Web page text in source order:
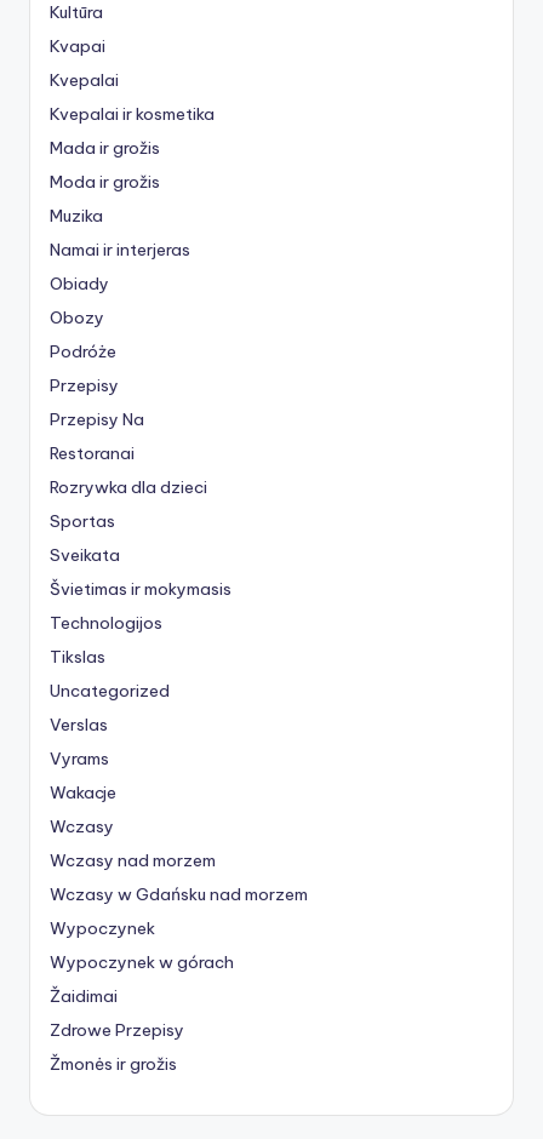
Kultūra
Kvapai
Kvepalai
Kvepalai ir kosmetika
Mada ir grožis
Moda ir grožis
Muzika
Namai ir interjeras
Obiady
Obozy
Podróże
Przepisy
Przepisy Na
Restoranai
Rozrywka dla dzieci
Sportas
Sveikata
Švietimas ir mokymasis
Technologijos
Tikslas
Uncategorized
Verslas
Vyrams
Wakacje
Wczasy
Wczasy nad morzem
Wczasy w Gdańsku nad morzem
Wypoczynek
Wypoczynek w górach
Žaidimai
Zdrowe Przepisy
Žmonės ir grožis